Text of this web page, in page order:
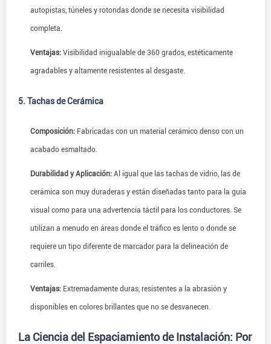
autopistas, túneles y rotondas donde se necesita visibilidad
completa.
Ventajas: Visibilidad inigualable de 360 grados, estéticamente
agradables y altamente resistentes al desgaste.
5. Tachas de Cerámica
Composición: Fabricadas con un material cerámico denso con un
acabado esmaltado.
Durabilidad y Aplicación: Al igual que las tachas de vidrio, las de
cerámica son muy duraderas y están diseñadas tanto para la guía
visual como para una advertencia táctil para los conductores. Se
utilizan a menudo en áreas donde el tráfico es lento o donde se
requiere un tipo diferente de marcador para la delineación de
carriles.
Ventajas: Extremadamente duras, resistentes a la abrasión y
disponibles en colores brillantes que no se desvanecen.
La Ciencia del Espaciamiento de Instalación: Por